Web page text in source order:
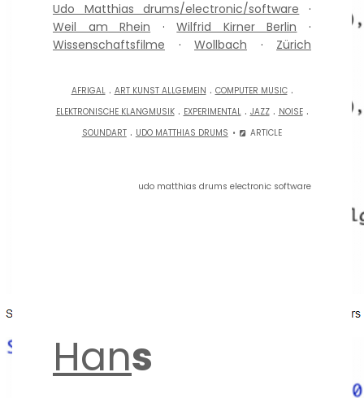
Udo Matthias drums/electronic/software ·
Weil am Rhein ·Wilfrid Kirner Berlin ·
Wissenschaftsfilme · Wollbach · Zürich
AFRIGAL. ART KUNST ALLGEMEIN . COMPUTER MUSIC.
ELEKTRONISCHE KLANGMUSIK. EXPERIMENTAL. JAZZ. NOISE.
SOUNDART. UDO MATTHIAS DRUMS ARTICLE
udo matthias drums electronic software
Hans